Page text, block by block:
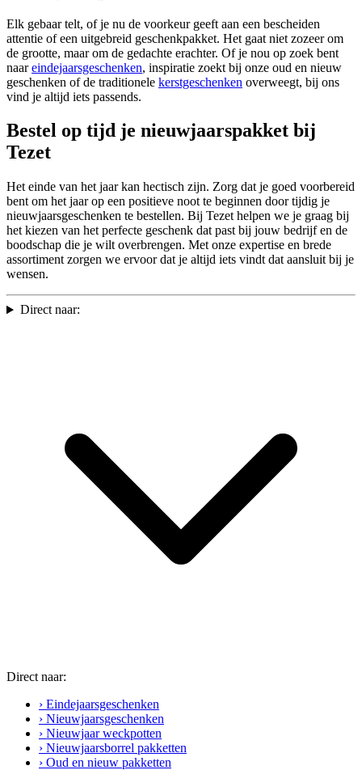
Elk gebaar telt, of je nu de voorkeur geeft aan een bescheiden
attentie of een uitgebreid geschenkpakket. Het gaat niet zozeer om
de grootte, maar om de gedachte erachter. Of je nou op zoek bent
naareindejaarsgeschenken, inspiratie zoekt bij onze oud en nieuw
geschenken of de traditionele kerstgeschenken overweegt, bij ons
vind je altijd iets passends.
Bestel op tijd je nieuwjaarspakket bij
Tezet
Het einde van het jaar kan hectisch zijn. Zorg dat je goed voorbereid
bent om het jaar op een positieve noot te beginnen door tijdig je
nieuwjaarsgeschenken te bestellen. Bij Tezet helpen we je graag bij
het kiezen van het perfecte geschenk dat past bij jouw bedrijf en de
boodschap die je wilt overbrengen. Met onze expertise en brede
assortiment zorgen we ervoor dat je altijd iets vindt dat aansluit bij je
wensen.
Direct naar:
Direct naar:
› Eindejaarsgeschenken
› Nieuwjaarsgeschenken
› Nieuwjaar weckpotten
› Nieuwjaarsborrel pakketten
› Oud en nieuw pakketten